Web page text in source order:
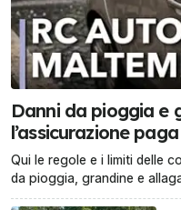
Danni da pioggia e
l’assicurazione
Qui le regole e i limiti delle
da pioggia, grandine e